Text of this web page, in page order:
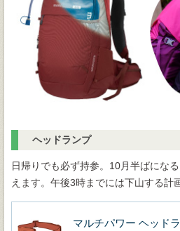
ヘッドランプ
日帰りでも必ず持参。10月半ばにな
えます。午後3時までには下山する計
マルチパワー ヘッド